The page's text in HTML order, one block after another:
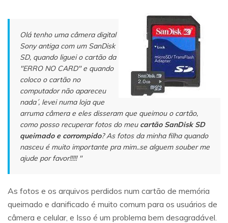
Repairit - Reparar Dados
UBackit - Backup de Dados
Olá tenho uma câmera digital
Sony antiga com um SanDisk
SD, quando liguei o cartão da
"ERRO NO CARD" e quando
coloco o cartão no
computador não apareceu
nada´, levei numa loja que
arruma câmera e eles disseram que queimou o cartão,
como posso recuperar fotos do meu cartão SanDisk SD
queimado e corrompido? As fotos da minha filha quando
nasceu é muito importante pra mim..se alguem souber me
ajude por favor!!!!! "
As fotos e os arquivos perdidos num cartão de memória
queimado e danificado é muito comum para os usuários de
câmera e celular, e Isso é um problema bem desagradável.